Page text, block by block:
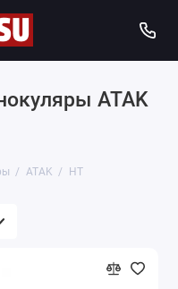
ATAK
ATAK HT